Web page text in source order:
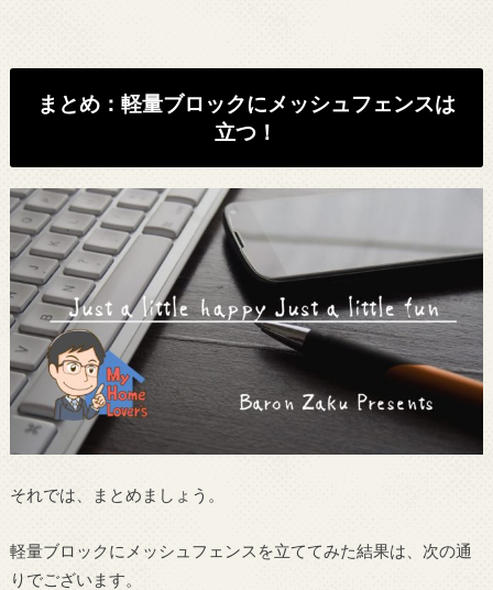
まとめ：軽量ブロックにメッシュフェンスは
立つ！
それでは、まとめましょう。
軽量ブロックにメッシュフェンスを立ててみた結果は、次の通
りでございます。